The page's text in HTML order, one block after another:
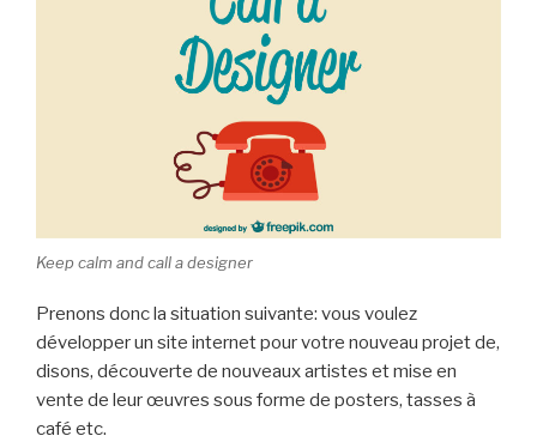
Keep calm and call a designer
Prenons donc la situation suivante: vous voulez
développer un site internet pour votre nouveau projet de,
disons, découverte de nouveaux artistes et mise en
vente de leur œuvres sous forme de posters, tasses à
café etc.